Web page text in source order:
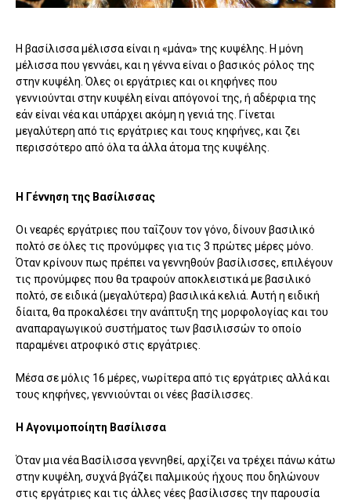
Η βασίλισσα μέλισσα είναι η «μάνα» της κυψέλης. Η μόνη
μέλισσα που γεννάει, και η γέννα είναι ο βασικός ρόλος της
στην κυψέλη. Όλες οι εργάτριες και οι κηφήνες που
γεννιούνται στην κυψέλη είναι απόγονοί της, ή αδέρφια της
εάν είναι νέα και υπάρχει ακόμη η γενιά της. Γίνεται
μεγαλύτερη από τις εργάτριες και τους κηφήνες, και ζει
περισσότερο από όλα τα άλλα άτομα της κυψέλης.
Η Γέννηση της Βασίλισσας
Οι νεαρές εργάτριες που ταΐζουν τον γόνο, δίνουν βασιλικό
πολτό σε όλες τις προνύμφες για τις 3 πρώτες μέρες μόνο.
Όταν κρίνουν πως πρέπει να γεννηθούν βασίλισσες, επιλέγουν
τις προνύμφες που θα τραφούν αποκλειστικά με βασιλικό
πολτό, σε ειδικά (μεγαλύτερα) βασιλικά κελιά. Αυτή η ειδική
δίαιτα, θα προκαλέσει την ανάπτυξη της μορφολογίας και του
αναπαραγωγικού συστήματος των βασιλισσών το οποίο
παραμένει ατροφικό στις εργάτριες.
Μέσα σε μόλις 16 μέρες, νωρίτερα από τις εργάτριες αλλά και
τους κηφήνες, γεννιούνται οι νέες βασίλισσες.
Η Αγονιμοποίητη Βασίλισσα
Όταν μια νέα Βασίλισσα γεννηθεί, αρχίζει να τρέχει πάνω κάτω
στην κυψέλη, συχνά βγάζει παλμικούς ήχους που δηλώνουν
στις εργάτριες και τις άλλες νέες βασίλισσες την παρουσία